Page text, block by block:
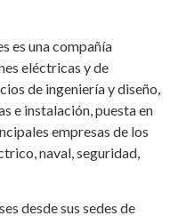
es una compañía
eléctricas y de
de ingeniería y diseño,
e instalación, puesta en
empresas de los
naval, seguridad,
desde sus sedes de